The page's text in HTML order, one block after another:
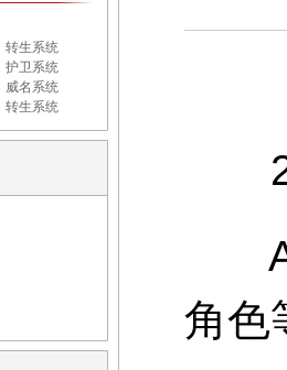
转生系统
护卫系统
威名系统
转生系统
2
A
角色